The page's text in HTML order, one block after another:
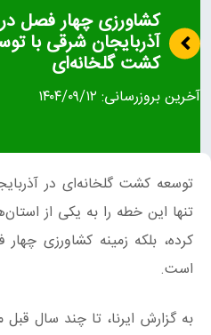
کشاورزی چهار فصل در
آذربایجان‌ شرقی با
کشت گلخانه‌ای
آخرین بروزرسانی: ۱۴۰۴/۰۹/۱۲
توسعه کشت گلخانه‌ای در
تنها این خطه را به یکی از
کرده، بلکه زمینه کشاورزی
است.
به گزارش ایرنا، تا چند سال